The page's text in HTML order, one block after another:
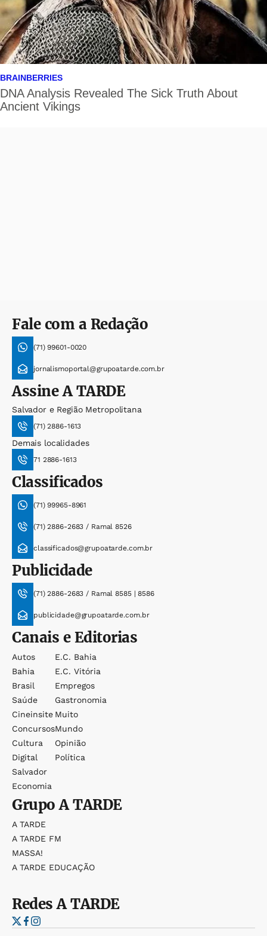
Fale com a Redação
(71) 99601-0020
jornalismoportal@grupoatarde.com.br
AssineA TARDE
Salvador e Região Metropolitana
(71) 2886-1613
Demais localidades
71 2886-1613
Classificados
(71) 99965-8961
(71) 2886-2683 / Ramal 8526
classificados@grupoatarde.com.br
Publicidade
(71) 2886-2683 / Ramal 8585 | 8586
publicidade@grupoatarde.com.br
Canais e Editorias
Autos
Bahia
Brasil
Saúde
Cineinsite
Concursos
Cultura
Digital
Salvador
Economia
E.c. Bahia
E.c. Vitória
Empregos
Gastronomia
Muito
Mundo
Opinião
Política
GrupoA TARDE
A TARDE
A TARDE FM
MASSA!
A TARDE EDUCAÇÃO
RedesA TARDE